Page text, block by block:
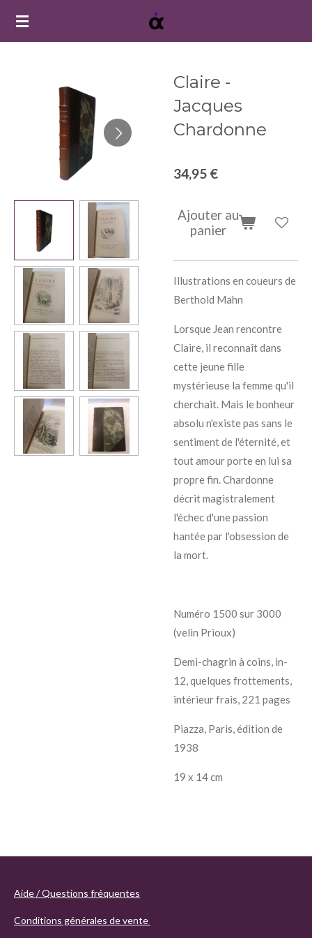
Passer
Claire -
Jacques
Chardonne
34,95 €
Ajouter au
panier
Illustrations en coueurs de
Berthold Mahn
Lorsque Jean rencontre
Claire, il reconnaît dans
cette jeune fille
mystérieuse la femme qu'il
cherchait. Mais le bonheur
absolu n'existe pas sans le
sentiment de l'éternité, et
tout amour porte en lui sa
propre fin. Chardonne
décrit magistralement
l'échec d'une passion
hantée par l'obsession de
la mort.
Numéro 1500 sur 3000
(velin Prioux)
Demi-chagrin à coins, in-
12, quelques frottements,
intérieur frais, 221 pages
Piazza, Paris, édition de
1938
19 x 14 cm
Aide / Questions fréquentes
Conditions générales de vente